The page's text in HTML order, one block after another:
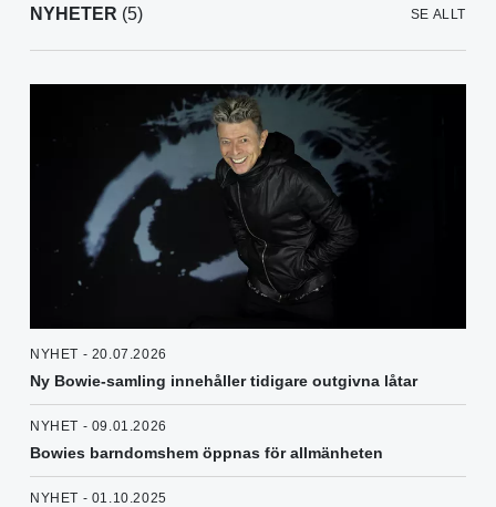
NYHETER (5) SE ALLT
NYHET - 20.07.2026
Ny Bowie-samling innehåller tidigare outgivna låtar
NYHET - 09.01.2026
Bowies barndomshem öppnas för allmänheten
NYHET - 01.10.2025